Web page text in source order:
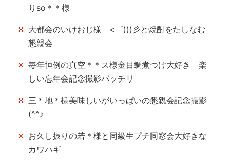
りso＊＊様
大都会のいけおじ様 <゜)))彡と焼酎をたしなむ
懇親会
毎年恒例の真空＊＊ス様金目鯛煮つけ大好き 楽
しい忘年会記念撮影バッチリ
三＊地＊様美味しいがいっぱいの懇親会記念撮影
(^^♪
お久し振りの若＊様と同級生プチ同窓会大好きな
カワハギ